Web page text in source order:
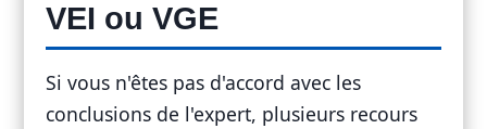
VEI ou VGE
Si vous n'êtes pas d'accord avec les
conclusions de l'expert, plusieurs recours